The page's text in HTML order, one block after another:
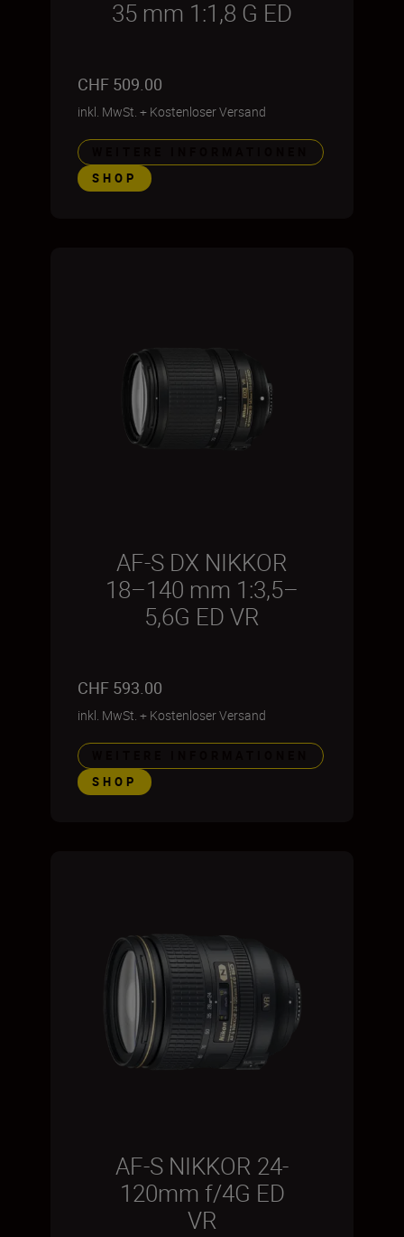
35 mm 1:1,8 G ED
CHF 509.00
inkl. MwSt. + Kostenloser Versand
SHOP
AF-S DX NIKKOR
18–140 mm 1:3,5–
5,6G ED VR
CHF 593.00
inkl. MwSt. + Kostenloser Versand
SHOP
AF-S NIKKOR 24-
120mm f/4G ED
VR